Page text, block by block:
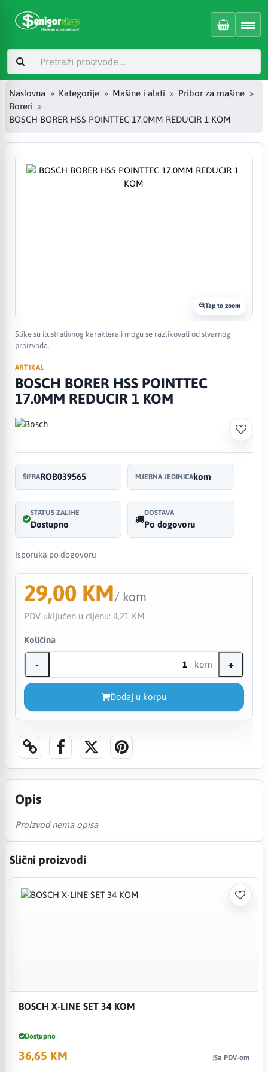
Naslovna Kategorije Mašine i alati
Pribor za mašine
Boreri
BOSCH BORER HSS POINTTEC 17.0MM REDUCIR 1 KOM
Tap to zoom
Slike su ilustrativnog karaktera i mogu se razlikovati od stvarnog
proizvoda.
ARTIKAL
BOSCH BORER HSS POINTTEC
17.0MM REDUCIR 1 KOM
ŠIFRAROB039565 MJERNA JEDINICAkom
STATUS ZALIHE
Dostupno
DOSTAVA
Po dogovoru
Isporuka po dogovoru
29,00 KM/ kom
PDV uključen u cijenu: 4,21 KM
Količina
- kom +
Dodaj u korpu
Opis
Proizvod nema opisa
Slični proizvodi
BOSCH X-LINE SET 34 KOM
Dostupno
36,65 KM Sa PDV-om